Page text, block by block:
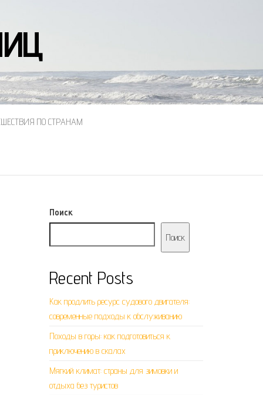
ПО СТРАНАМ
Поиск
Поиск
Recent Posts
Как продлить ресурс судового двигателя:
современные подходы к обслуживанию
Походы в горы: как подготовиться к
приключению в скалах
Мягкий климат: страны для зимовки и
отдыха без туристов